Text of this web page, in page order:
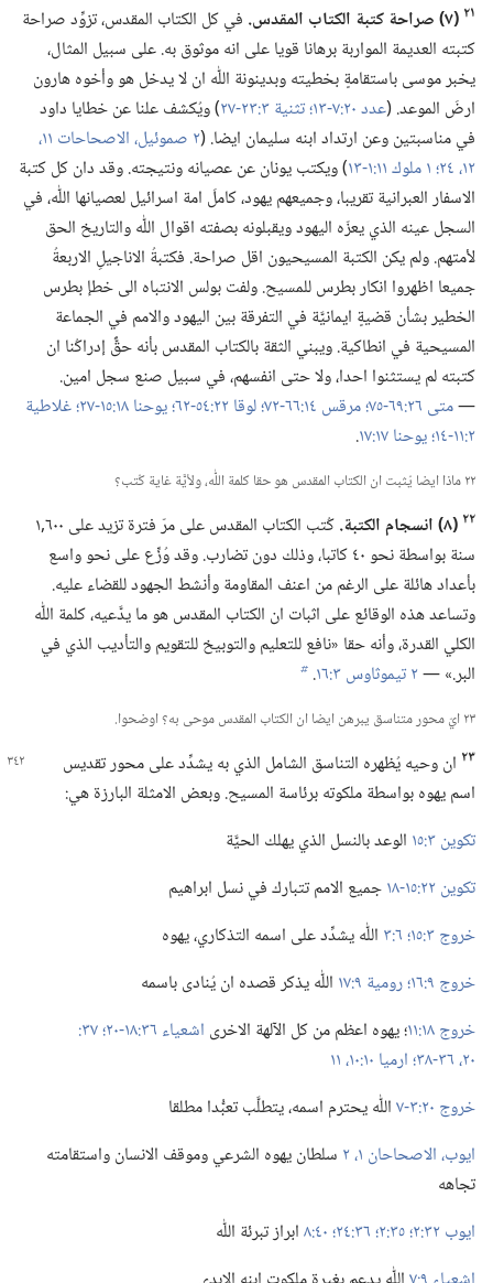
٢١ ‏(‏٧)‏ صراحة كتبة الكتاب المقدس.‏
في كل الكتاب المقدس،‏ تزوِّد صراحة
كتبته العديمة المواربة برهانا قويا على انه موثوق به.‏ على سبيل المثال،‏
يخبر موسى باستقامةٍ بخطيته وبدينونة اللّٰه ان لا يدخل هو وأخوه هارون
ارضَ الموعد.‏ (‏عدد ٢٠:‏٧-‏١٣؛‏ تثنية ٣:‏٢٣-‏٢٧
‏)‏ ويُكشف علنا عن خطايا داود
في مناسبتين وعن ارتداد ابنه سليمان ايضا.‏ (‏٢ صموئيل،‏ الاصحاحات ١١،‏
١٢،‏
‏)‏ ويكتب يونان عن عصيانه ونتيجته.‏ وقد دان كل كتبة
الاسفار العبرانية تقريبا،‏ وجميعهم يهود،‏ كاملَ امة اسرائيل لعصيانها اللّٰه،‏ في
السجل عينه الذي يعزّه اليهود ويقبلونه بصفته اقوال اللّٰه والتاريخ الحق
لأمتهم.‏ ولم يكن الكتبة المسيحيون اقل صراحة.‏ فكتبةُ الاناجيلِ الاربعةُ
جميعا اظهروا انكار بطرس للمسيح.‏ ولفت بولس الانتباه الى خطإ بطرس
الخطير بشأن قضيةٍ ايمانيَّة في التفرقة بين اليهود والامم في الجماعة
المسيحية في انطاكية.‏ ويبني الثقة بالكتاب المقدس بأنه حقٌّ إدراكُنا ان
كتبته لم يستثنوا احدا،‏ ولا حتى انفسهم،‏ في سبيل صنع سجل امين.‏
—‏متى ٢٦:‏٦٩-‏٧٥؛‏ مرقس ١٤:‏٦٦-‏٧٢؛‏ لوقا ٢٢:‏٥٤-‏٦٢؛‏ يوحنا ١٨:‏١٥-‏٢٧؛‏
غلاطية
٢:‏١١-‏١٤؛‏
يوحنا ١٧:‏١٧ ‏.‏
٢٢ ماذا ايضا يُثبت ان الكتاب المقدس هو حقا كلمة اللّٰه،‏ ولأيَّة غاية كُتب؟‏
٢٢ ‏(‏٨)‏ انسجام الكتبة.‏
كُتب الكتاب المقدس على مرّ فترة تزيد على ٦٠٠‏,١
سنة بواسطة نحو ٤٠ كاتبا،‏ وذلك دون تضارب.‏ وقد وُزِّع على نحو واسع
بأعداد هائلة على الرغم من اعنف المقاومة وأنشط الجهود للقضاء عليه.‏
وتساعد هذه الوقائع على اثبات ان الكتاب المقدس هو ما يدَّعيه،‏ كلمة اللّٰه
الكلي القدرة،‏ وأنه حقا «نافع للتعليم والتوبيخ للتقويم والتأديب الذي في
البر.‏» —‏٢ تيموثاوس ٣:‏١٦ ‏.‏
b
٢٣ ايّ محور متناسق يبرهن ايضا ان الكتاب المقدس موحى به؟‏ اوضحوا.‏
٢٣ ان وحيه يُظهره التناسق الشامل الذي به يشدِّد على محور تقديس
اسم يهوه بواسطة ملكوته برئاسة المسيح.‏ وبعض الامثلة البارزة هي:‏
تكوين ٣:‏١٥
الوعد بالنسل الذي يهلك الحيَّة
تكوين ٢٢:‏١٥-‏١٨
جميع الامم تتبارك في نسل ابراهيم
خروج ٣:‏١٥؛‏
اللّٰه يشدِّد على اسمه التذكاري،‏ يهوه
خروج ٩:‏١٦؛‏
رومية ٩:‏١٧
اللّٰه يذكر قصده ان يُنادى باسمه
خروج ١٨:‏١١
‏؛‏ يهوه اعظم من كل الآلهة الاخرى اشعياء ٣٦:‏١٨-‏٢٠؛‏
٢٠،‏
ارميا ١٠:‏١٠،‏ ١١
خروج ٢٠:‏٣-‏٧
اللّٰه يحترم اسمه،‏ يتطلَّب تعبُّدا مطلقا
ايوب،‏ الاصحاحان ١،‏
سلطان يهوه الشرعي وموقف الانسان واستقامته
تجاهه
ايوب ٣٢:‏٢؛‏
ابراز تبرئة اللّٰه